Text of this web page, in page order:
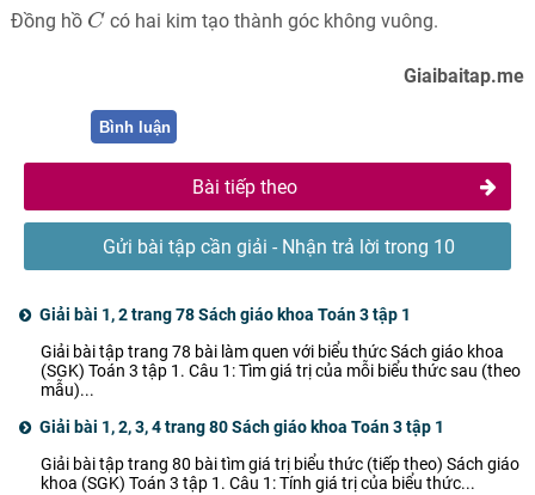
Đồng hồ C
Ccó hai kim tạo thành góc không vuông.
Giaibaitap.me
Bình luận
Bài tiếp theo
Gửi bài tập cần giải - Nhận trả lời trong 10
Giải bài 1, 2 trang 78 Sách giáo khoa Toán 3 tập 1
Giải bài tập trang 78 bài làm quen với biểu thức Sách giáo khoa
(SGK) Toán 3 tập 1. Câu 1: Tìm giá trị của mỗi biểu thức sau (theo
mẫu)...
Giải bài 1, 2, 3, 4 trang 80 Sách giáo khoa Toán 3 tập 1
Giải bài tập trang 80 bài tìm giá trị biểu thức (tiếp theo) Sách giáo
khoa (SGK) Toán 3 tập 1. Câu 1: Tính giá trị của biểu thức...